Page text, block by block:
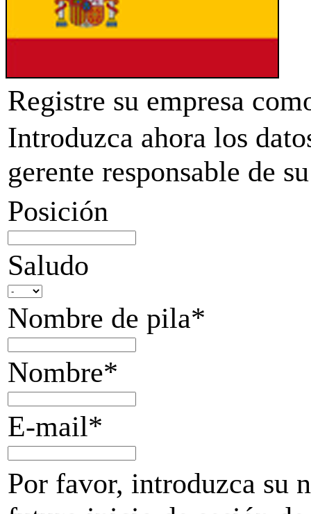
Registre su empresa
Introduzca ahora los
gerente responsable de
Posición
Saludo
Nombre de pila*
Nombre*
E-mail*
Por favor, introduzca su